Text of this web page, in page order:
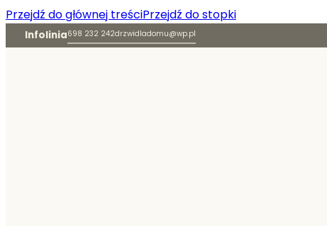
Przejdź do głównej treściPrzejdź do stopki
Infolinia698 232 242drzwidladomu@wp.pl